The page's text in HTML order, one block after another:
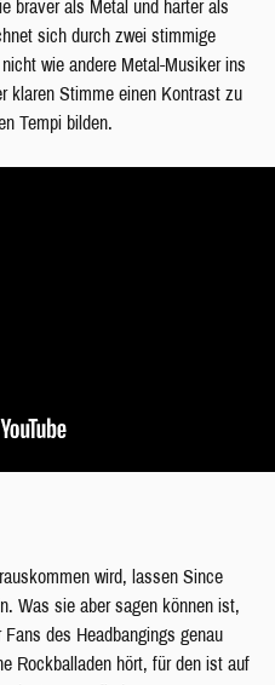
braver als Metal und härter als
sich durch zwei stimmige
wie andere Metal-Musiker ins
klaren Stimme einen Kontrast zu
Tempi bilden.
wird, lassen Since
Was sie aber sagen können ist,
des Headbangings genau
Rockballaden hört, für den ist auf